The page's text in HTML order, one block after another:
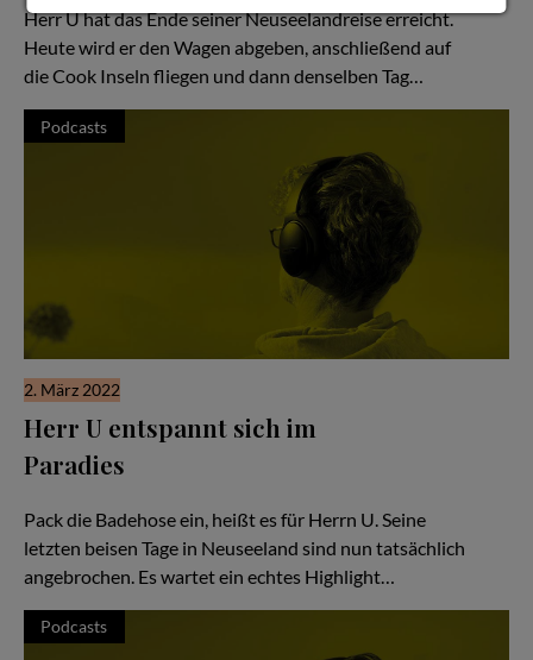
Herr U hat das Ende seiner Neuseelandreise erreicht.
Heute wird er den Wagen abgeben, anschließend auf
die Cook Inseln fliegen und dann denselben Tag…
Podcasts
2. März 2022
Herr U entspannt sich im
Paradies
Pack die Badehose ein, heißt es für Herrn U. Seine
letzten beisen Tage in Neuseeland sind nun tatsächlich
angebrochen. Es wartet ein echtes Highlight…
Podcasts